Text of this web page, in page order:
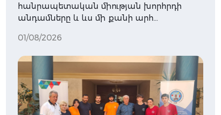
հանրապետական միության խորհրդի
անդամները և ևս մի քանի արհ…
01/08/2026